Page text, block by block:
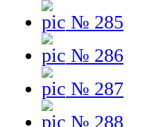
№ 285
№ 286
№ 287
№ 288